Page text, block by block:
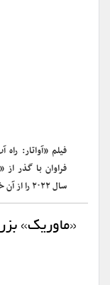
فیلم «آواتار:
فراوان با گذر
سال ۲۰۲۲ را از آن خود خواهد کرد.
«ماوریک»